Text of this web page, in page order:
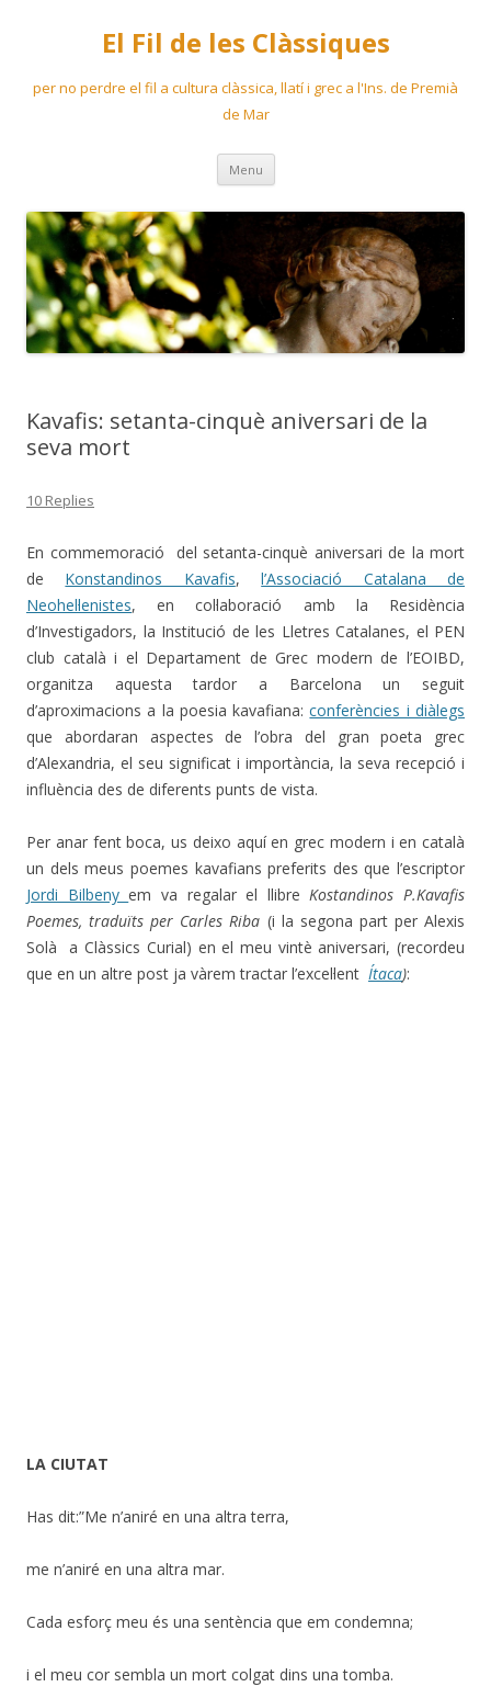
El Fil de les Clàssiques
per no perdre el fil a cultura clàssica, llatí i grec a l'Ins. de Premià
de Mar
Menu Skip
content
Kavafis: setanta-cinquè aniversari de la
seva mort
10 Replies
En commemoració del setanta-cinquè aniversari de la mort
de Konstandinos Kavafis,l’Associació Catalana de
Neohel·lenistes, en col·laboració amb la Residència
d’Investigadors, la Institució de les Lletres Catalanes, el PEN
club català i el Departament de Grec modern de l’EOIBD,
organitza aquesta tardor a Barcelona un seguit
d’aproximacions a la poesia kavafiana:conferències i diàlegs
que abordaran aspectes de l’obra del gran poeta grec
d’Alexandria, el seu significat i importància, la seva recepció i
influència des de diferents punts de vista.
Per anar fent boca, us deixo aquí en grec modern i en català
un dels meus poemes kavafians preferits des que l’escriptor
Jordi Bilbenyem va regalar el llibreKostandinos P.Kavafis
Poemes, traduïts per Carles Riba (i la segona part per Alexis
Solà a Clàssics Curial) en el meu vintè aniversari, (recordeu
que en un altre post ja vàrem tractar l’excel·lent Ítaca):
LA CIUTAT
Has dit:”Me n’aniré en una altra terra,
me n’aniré en una altra mar.
Cada esforç meu és una sentència que em condemna;
i el meu cor sembla un mort colgat dins una tomba.